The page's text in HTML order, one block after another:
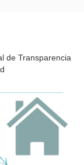
de Transparencia